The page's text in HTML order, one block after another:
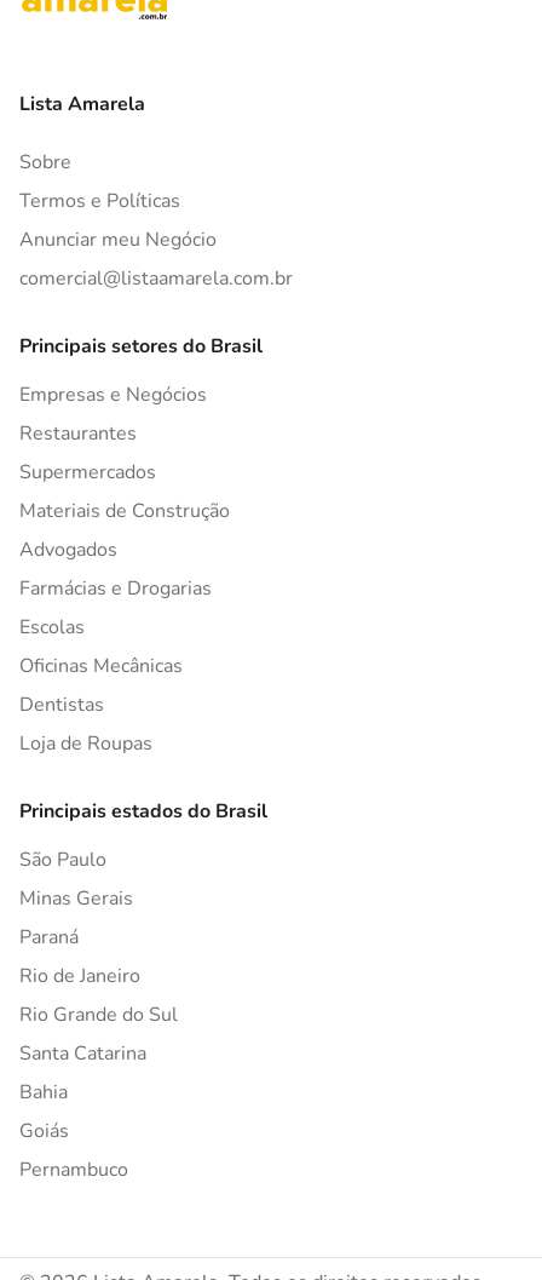
Lista Amarela
Sobre
Termos e Políticas
Anunciar meu Negócio
comercial@listaamarela.com.br
Principais setores do Brasil
Empresas e Negócios
Restaurantes
Supermercados
Materiais de Construção
Advogados
Farmácias e Drogarias
Escolas
Oficinas Mecânicas
Dentistas
Loja de Roupas
Principais estados do Brasil
São Paulo
Minas Gerais
Paraná
Rio de Janeiro
Rio Grande do Sul
Santa Catarina
Bahia
Goiás
Pernambuco